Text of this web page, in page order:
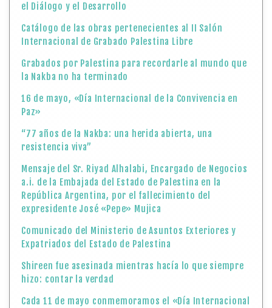
el Diálogo y el Desarrollo
Catálogo de las obras pertenecientes al II Salón
Internacional de Grabado Palestina Libre
Grabados por Palestina para recordarle al mundo que
la Nakba no ha terminado
16 de mayo, «Día Internacional de la Convivencia en
Paz»
“77 años de la Nakba: una herida abierta, una
resistencia viva”
Mensaje del Sr. Riyad Alhalabi, Encargado de Negocios
a.i. de la Embajada del Estado de Palestina en la
República Argentina, por el fallecimiento del
expresidente José «Pepe» Mujica
Comunicado del Ministerio de Asuntos Exteriores y
Expatriados del Estado de Palestina
Shireen fue asesinada mientras hacía lo que siempre
hizo: contar la verdad
Cada 11 de mayo conmemoramos el «Día Internacional